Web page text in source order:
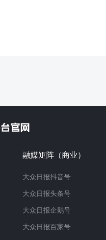
融媒矩阵（商业）
大众日报抖音号
大众日报头条号
大众日报企鹅号
大众日报百家号